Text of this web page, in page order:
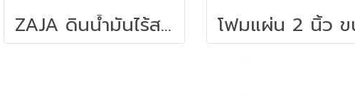
ZAJA ดินน้ำมันไร้สาร ดินน้ำมันแท่งกลม 200 กรัม